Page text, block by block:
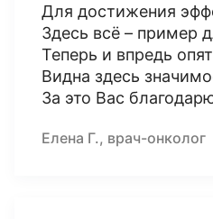
Для достижения
Здесь всё – пример
Теперь и впредь
Видна здесь
За это Вас
Елена Г., врач-онколог